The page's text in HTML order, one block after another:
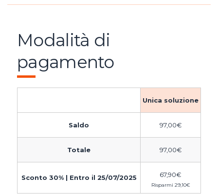
Modalità di
pagamento
Unica soluzione
Saldo 97,00€
Totale 97,00€
Sconto 30% | Entro il 25/07/2025 67,90€
Risparmi 29,10€